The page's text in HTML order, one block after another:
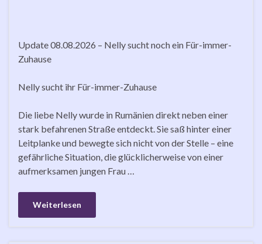
Update 08.08.2026 – Nelly sucht noch ein Für-immer-
Zuhause
Nelly sucht ihr Für-immer-Zuhause
Die liebe Nelly wurde in Rumänien direkt neben einer
stark befahrenen Straße entdeckt. Sie saß hinter einer
Leitplanke und bewegte sich nicht von der Stelle – eine
gefährliche Situation, die glücklicherweise von einer
aufmerksamen jungen Frau …
Weiterlesen